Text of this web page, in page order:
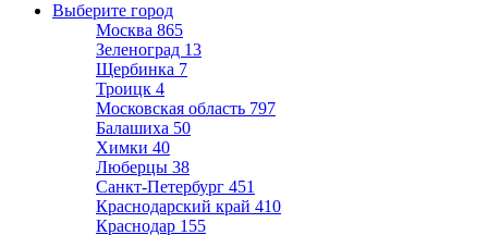
Выберите город
Москва 865
Зеленоград 13
Щербинка 7
Троицк 4
Московская область 797
Балашиха 50
Химки 40
Люберцы 38
Санкт-Петербург 451
Краснодарский край 410
Краснодар 155